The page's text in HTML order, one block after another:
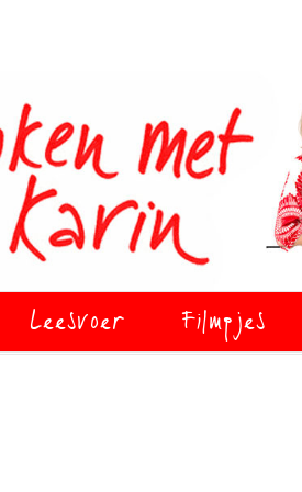
Leesvoer Filmpjes